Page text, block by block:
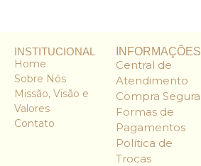
INSTITUCIONAL
Home
Sobre Nós
Missão, Visão e
Valores
Contato
INFORMAÇÕES
Central de
Atendimento
Compra Segura
Formas de
Pagamentos
Política de
Trocas